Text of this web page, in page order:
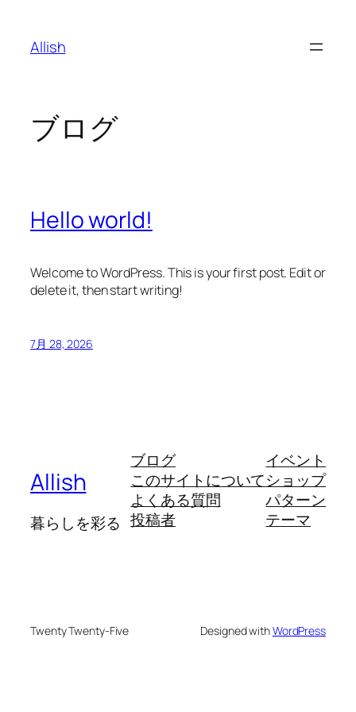
Allish
ブログ
Hello world!
Welcome to WordPress. This is your first post. Edit or
delete it, then start writing!
7月 28, 2026
Allish
暮らしを彩る
ブログ
このサイトについて
よくある質問
投稿者
イベント
ショップ
パターン
テーマ
Twenty Twenty-Five Designed withWordPress